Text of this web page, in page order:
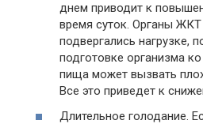
днем приводит к
время суток. Органы ЖКТ
подвергались нагрузке,
подготовке организма
пища может вызвать
Все это приведет к
Длительное голодание.